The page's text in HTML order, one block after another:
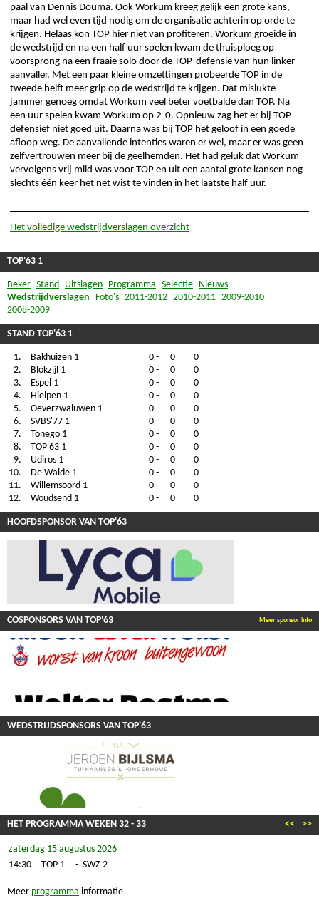
paal van Dennis Douma. Ook Workum kreeg gelijk een grote kans,
maar had wel even tijd nodig om de organisatie achterin op orde te
krijgen. Helaas kon TOP hier niet van profiteren. Workum groeide in
de wedstrijd en na een half uur spelen kwam de thuisploeg op
voorsprong na een fraaie solo door de TOP-defensie van hun linker
aanvaller. Met een paar kleine omzettingen probeerde TOP in de
tweede helft meer grip op de wedstrijd te krijgen. Dat mislukte
jammer genoeg omdat Workum veel beter voetbalde dan TOP. Na
een uur spelen kwam Workum op 2-0. Opnieuw zag het er bij TOP
defensief niet goed uit. Daarna was bij TOP het geloof in een goede
afloop weg. De aanvallende intenties waren er wel, maar er was geen
zelfvertrouwen meer bij de geelhemden. Het had geluk dat Workum
vervolgens vrij mild was voor TOP en uit een aantal grote kansen nog
slechts één keer het net wist te vinden in het laatste half uur.
Het volledige wedstrijdverslagen overzicht
TOP'63 1
Beker Stand Uitslagen Programma Selectie Nieuws
Wedstrijdverslagen
Foto's 2011-2012 2010-2011 2009-2010
2008-2009
STAND TOP'63 1
1. Bakhuizen 1 0 - 0
0
2.
Blokzijl 1 0 - 0
0
3.
Espel 1 0 - 0
0
4.
Hielpen 1 0 - 0
0
5.
Oeverzwaluwen 1 0 - 0
0
6.
SVBS'77 1 0 - 0
0
7.
Tonego 1 0 - 0
0
8.
TOP'63 1 0 - 0
0
9.
Udiros 1 0 - 0
0
10.
De Walde 1 0 - 0
0
11.
Willemsoord 1 0 - 0
0
12.
Woudsend 1 0 - 0 0
HOOFDSPONSOR VAN TOP'63
COSPONSORS VAN TOP'63 Meer sponsor info
WEDSTRIJDSPONSORS VAN TOP'63
HET PROGRAMMA WEKEN 32 - 33 >>
<<
zaterdag 15 augustus 2026
14:30
TOP 1 - SWZ 2
Meer programma informatie